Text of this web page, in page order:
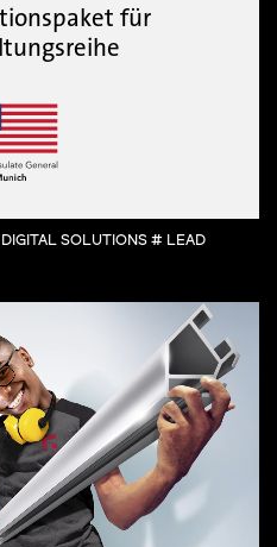
für
SOLUTIONS # LEAD